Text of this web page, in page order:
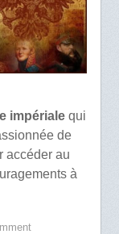
impérialequi
de
accéder au
à